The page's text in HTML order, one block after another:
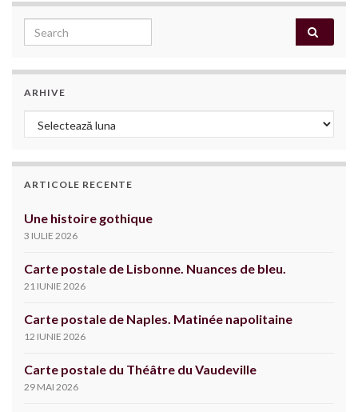
Search for:
ARHIVE
Arhive
ARTICOLE RECENTE
Une histoire gothique
3 IULIE 2026
Carte postale de Lisbonne. Nuances de bleu.
21 IUNIE 2026
Carte postale de Naples. Matinée napolitaine
12 IUNIE 2026
Carte postale du Théâtre du Vaudeville
29 MAI 2026